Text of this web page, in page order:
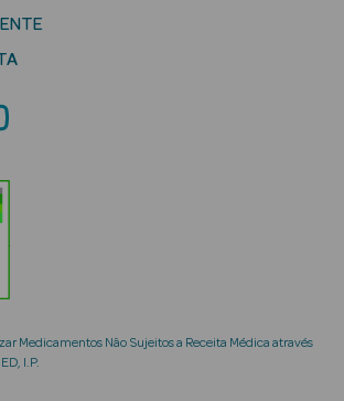
Medicamentos Não Sujeitos a Receita Médica através
I.P.